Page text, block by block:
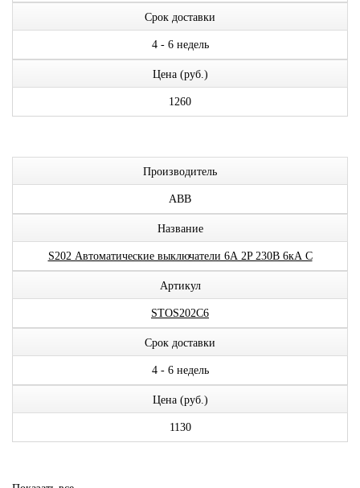
Срок доставки
4 - 6 недель
Цена (руб.)
1260
Производитель
ABB
Название
S202 Автоматические выключатели 6А 2P 230В 6кА C
Артикул
STOS202C6
Срок доставки
4 - 6 недель
Цена (руб.)
1130